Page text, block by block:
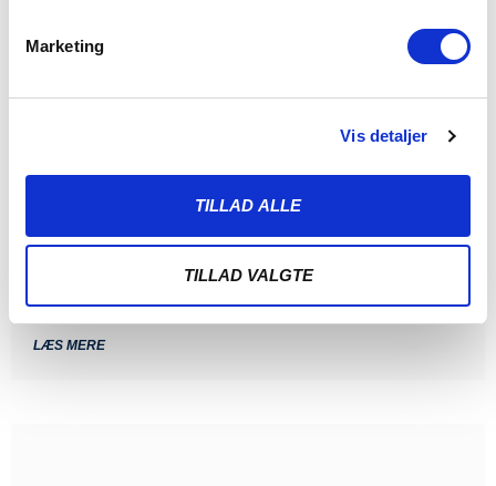
Marketing
Vis detaljer
TILLAD ALLE
TILLAD VALGTE
ALBERT RRAHMANI UDLEJES TIL
divisionsklubben Nykøbing FC i hele 2026/2027-sæsonen.
Sønderjyske Fodbold
LÆS MERE